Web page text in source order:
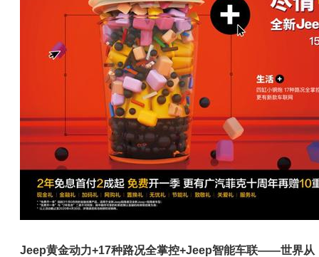
Jeep黄金动力+17种路况全掌控+Jeep智能车联——世界从